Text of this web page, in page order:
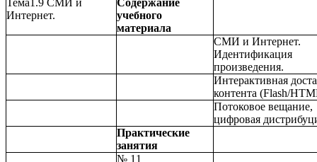
Тема1.9 СМИ и
Интернет.
Содержание
учебного
материала
СМИ и Интернет.
Идентификация
произведения.
Интерактивная
контента (Flash/
Потоковое вещание,
цифровая
Практические
занятия
№ 11